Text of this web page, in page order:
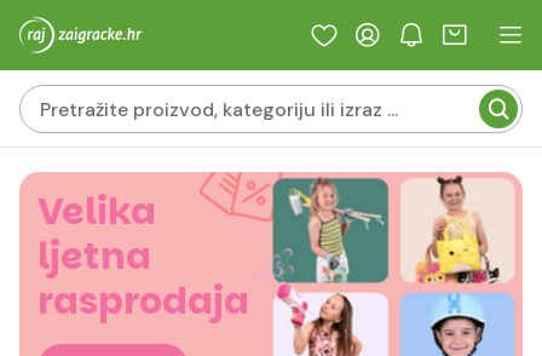
Velika
ljetna
rasprodaja